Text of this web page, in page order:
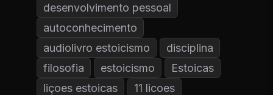
desenvolvimento pessoal
autoconhecimento
audiolivro estoicismo
disciplina
filosofia
estoicismo
Estoicas
liçoes estoicas
11 licoes